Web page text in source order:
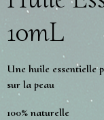
10mL
Une huile essentielle
sur la peau
100% naturelle